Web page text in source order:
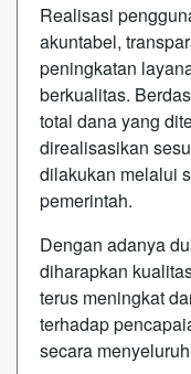
Realisasi
akuntabel,
peningkatan
berkualitas.
total dana yang
direalisasikan
dilakukan melalui
pemerintah.
Dengan adanya
diharapkan
terus meningkat
terhadap
secara